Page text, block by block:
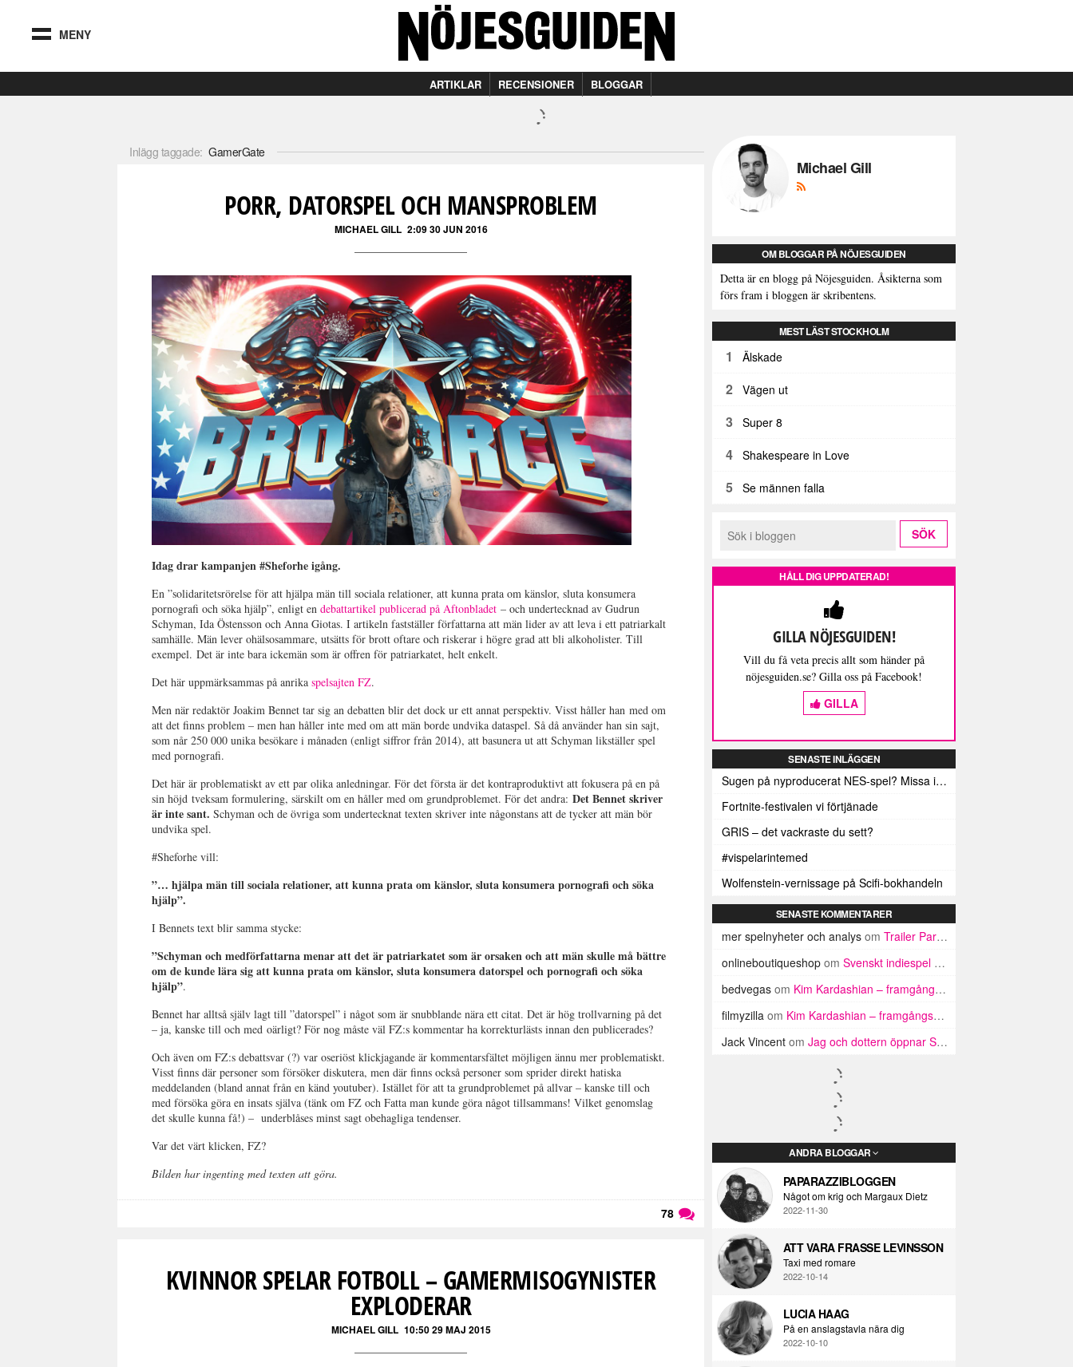
MENY
ARTIKLAR RECENSIONER BLOGGAR
Inlägg taggade: GamerGate
PORR, DATORSPEL OCH MANSPROBLEM
MICHAEL GILL 2:09 30 JUN 2016
Idag drar kampanjen #Sheforhe igång.
En ”solidaritetsrörelse för att hjälpa män till sociala relationer, att kunna prata om känslor, sluta konsumera
pornografi och söka hjälp”, enligt endebattartikel publicerad på Aftonbladet – och undertecknad av Gudrun
Schyman, Ida Östensson och Anna Giotas. I artikeln fastställer författarna att män lider av att leva i ett patriarkalt
samhälle. Män lever ohälsosammare, utsätts för brott oftare och riskerar i högre grad att bli alkoholister. Till
exempel. Det är inte bara ickemän som är offren för patriarkatet, helt enkelt.
Det här uppmärksammas på anrikaspelsajten FZ.
Men när redaktör Joakim Bennet tar sig an debatten blir det dock ur ett annat perspektiv. Visst håller han med om
att det finns problem – men han håller inte med om att män borde undvika dataspel. Så då använder han sin sajt,
som når 250 000 unika besökare i månaden (enligt siffror från 2014), att basunera ut att Schyman likställer spel
med pornografi.
Det här är problematiskt av ett par olika anledningar. För det första är det kontraproduktivt att fokusera på en på
sin höjd tveksam formulering, särskilt om en håller med om grundproblemet. För det andra:Det Bennet skriver
är inte sant. Schyman och de övriga som undertecknat texten skriver inte någonstans att de tycker att män bör
undvika spel.
#Sheforhe vill:
”… hjälpa män till sociala relationer, att kunna prata om känslor, sluta konsumera pornografi och söka
hjälp”.
I Bennets text blir samma stycke:
”Schyman och medförfattarna menar att det är patriarkatet som är orsaken och att män skulle må bättre
om de kunde lära sig att kunna prata om känslor, sluta konsumera datorspel och pornografi och söka
hjälp”.
Bennet har alltså själv lagt till ”datorspel” i något som är snubblande nära ett citat. Det är hög trollvarning på det
– ja, kanske till och med oärligt? För nog måste väl FZ:s kommentar ha korrekturlästs innan den publicerades?
Och även om FZ:s debattsvar (?) var oseriöst klickjagande är kommentarsfältet möjligen ännu mer problematiskt.
Visst finns där personer som försöker diskutera, men där finns också personer som sprider direkt hatiska
meddelanden (bland annat från en känd youtuber). Istället för att ta grundproblemet på allvar – kanske till och
med försöka göra en insats själva (tänk om FZ och Fatta man kunde göra något tillsammans! Vilket genomslag
det skulle kunna få!) – underblåses minst sagt obehagliga tendenser.
Var det värt klicken, FZ?
Bilden har ingenting med texten att göra.
78
KVINNOR SPELAR FOTBOLL – GAMERMISOGYNISTER
EXPLODERAR
MICHAEL GILL 10:50 29 MAJ 2015
Michael Gill
OM BLOGGAR PÅ NÖJESGUIDEN
Detta är en blogg på Nöjesguiden. Åsikterna som
förs fram i bloggen är skribentens.
MEST LÄST STOCKHOLM
1 Älskade
2 Vägen ut
3 Super 8
4 Shakespeare in Love
5 Se männen falla
HÅLL DIG UPPDATERAD!
GILLA NÖJESGUIDEN!
Vill du få veta precis allt som händer på
nöjesguiden.se? Gilla oss på Facebook!
GILLA
SENASTE INLÄGGEN
Sugen på nyproducerat NES-spel? Missa inte detta isf!
Fortnite-festivalen vi förtjänade
GRIS – det vackraste du sett?
#vispelarintemed
Wolfenstein-vernissage på Scifi-bokhandeln
SENASTE KOMMENTARER
mer spelnyheter och analys om Trailer Park Thursday!
onlineboutiqueshop om Svenskt indiespel får egna samlarfigurer!
bedvegas om Kim Kardashian – framgångssagan, Hollywoodkritiken, mobilspelet
filmyzilla om Kim Kardashian – framgångssagan, Hollywoodkritiken, mobilspelet
Jack Vincent om Jag och dottern öppnar Star Wars-lådor!
ANDRA BLOGGAR
PAPARAZZIBLOGGEN
Något om krig och Margaux Dietz
2022-11-30
ATT VARA FRASSE LEVINSSON
Taxi med romare
2022-10-14
LUCIA HAAG
På en anslagstavla nära dig
2022-10-10